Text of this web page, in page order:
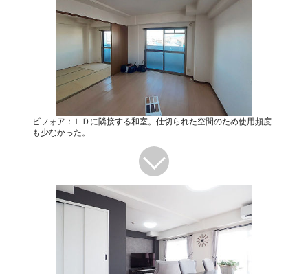
ビフォア：ＬＤに隣接する和室。仕切られた空間のため使用頻度
も少なかった。